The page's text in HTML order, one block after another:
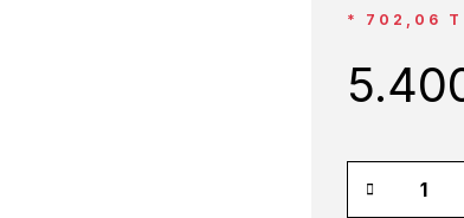
* 702,06